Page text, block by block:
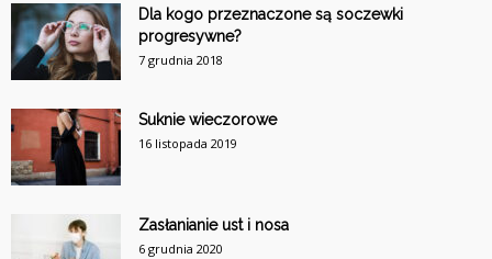
Dla kogo przeznaczone są soczewki
progresywne?
7 grudnia 2018
Suknie wieczorowe
16 listopada 2019
Zasłanianie ust i nosa
6 grudnia 2020